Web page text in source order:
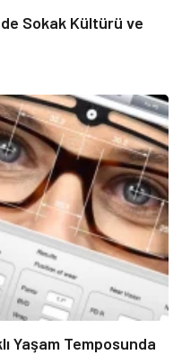
Sokak Kültürü ve
Yaşam Temposunda